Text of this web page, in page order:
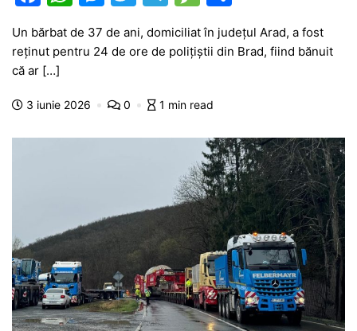
c
e
b
o
at
A
p
s
e
g
w
itt
el
e
a
e
s
a
e
ta
ă
Un bărbat de 37 de ani, domiciliat în județul Arad, a fost
reținut pentru 24 de ore de polițiștii din Brad, fiind bănuit
că ar […]
3 iunie 2026 0 1 min read